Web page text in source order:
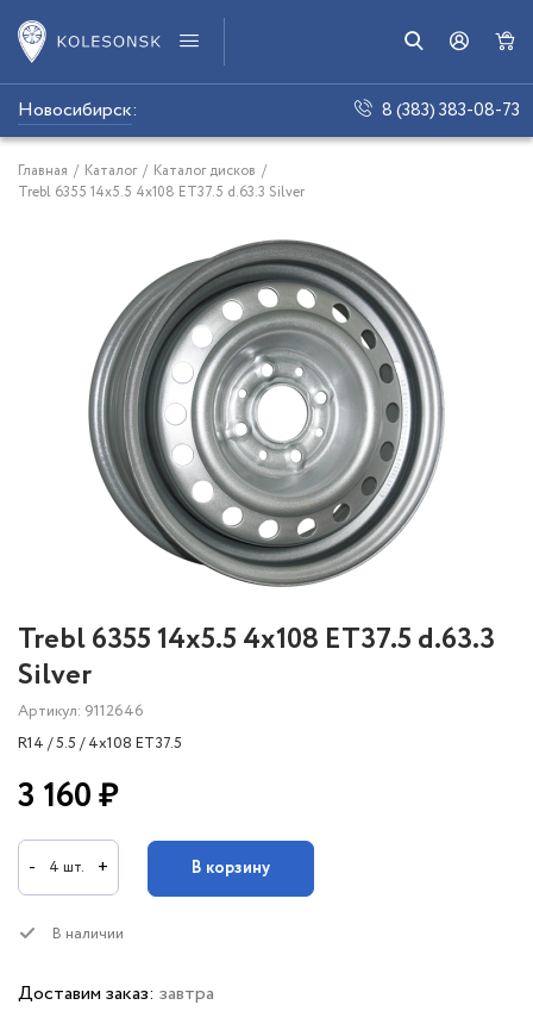
Новосибирск: 8 (383) 383-08-73
Главная / Каталог / Каталог дисков /
Trebl 6355 14x5.5 4x108 ET37.5 d.63.3 Silver
Trebl 6355 14x5.5 4x108 ET37.5 d.63.3
Silver
Артикул: 9112646
R14 / 5.5 / 4x108 ET37.5
3 160 ₽
- 4 шт. + В корзину
В наличии
Доставим заказ: завтра